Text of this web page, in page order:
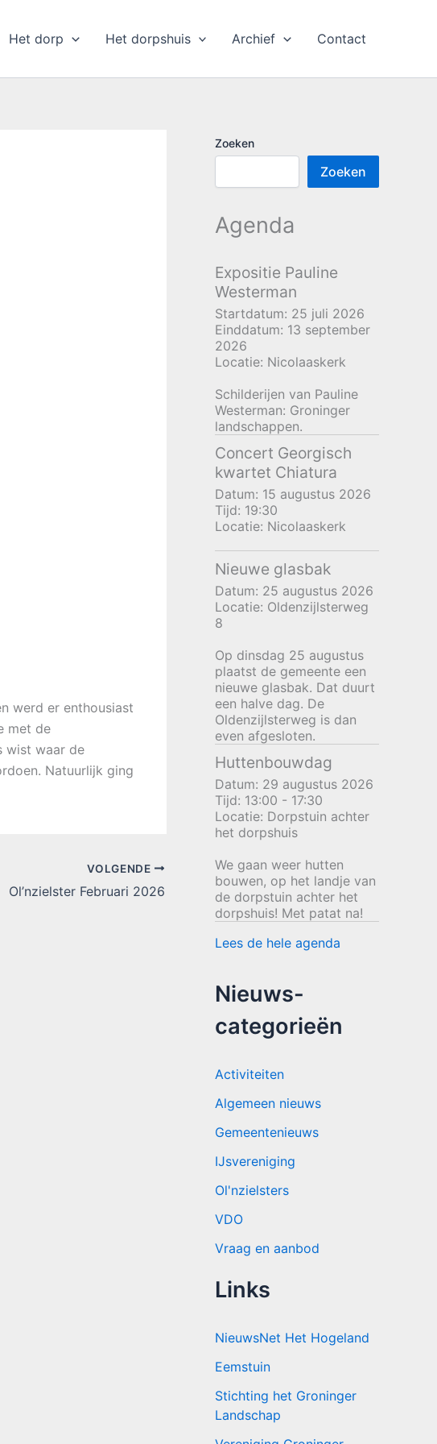
Het dorp Het dorpshuis Archief Contact
werd er enthousiast
met de
wist waar de
Natuurlijk ging
VOLGENDE
Ol’nzielster Februari 2026
Zoeken
Zoeken
Agenda
Expositie Pauline
Westerman
Startdatum: 25 juli 2026
Einddatum: 13 september
2026
Locatie: Nicolaaskerk
Schilderijen van Pauline
Westerman: Groninger
landschappen.
Concert Georgisch
kwartet Chiatura
Datum: 15 augustus 2026
Tijd: 19:30
Locatie: Nicolaaskerk
Nieuwe glasbak
Datum: 25 augustus 2026
Locatie: Oldenzijlsterweg
8
Op dinsdag 25 augustus
plaatst de gemeente een
nieuwe glasbak. Dat duurt
een halve dag. De
Oldenzijlsterweg is dan
even afgesloten.
Huttenbouwdag
Datum: 29 augustus 2026
Tijd: 13:00 - 17:30
Locatie: Dorpstuin achter
het dorpshuis
We gaan weer hutten
bouwen, op het landje van
de dorpstuin achter het
dorpshuis! Met patat na!
Lees de hele agenda
Nieuws-
categorieën
Activiteiten
Algemeen nieuws
Gemeentenieuws
IJsvereniging
Ol'nzielsters
VDO
Vraag en aanbod
Links
NieuwsNet Het Hogeland
Eemstuin
Stichting het Groninger
Landschap